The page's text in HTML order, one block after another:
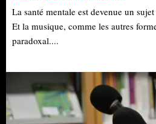
La santé mentale est devenue un
Et la musique, comme les autres
paradoxal....